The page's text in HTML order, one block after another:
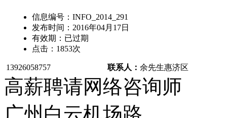
信息编号： INFO_2014_291
发布时间： 2016年04月17日
有效期： 已过期
点击： 1853次
13926058757 联系人： 余先生惠济区
高薪聘请网络咨询师